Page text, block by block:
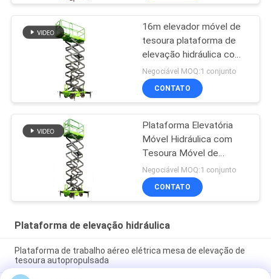
16m elevador móvel de
tesoura plataforma de
elevação hidráulica com
plataforma de extensão
Negociável MOQ:1 conjunto
CONTATO
Plataforma Elevatória
Móvel Hidráulica com
Tesoura Móvel de
9000mm de Altura para
Limpeza
Negociável MOQ:1 conjunto
CONTATO
Plataforma de elevação hidráulica
Plataforma de trabalho aéreo elétrica mesa de elevação de
tesoura autopropulsada